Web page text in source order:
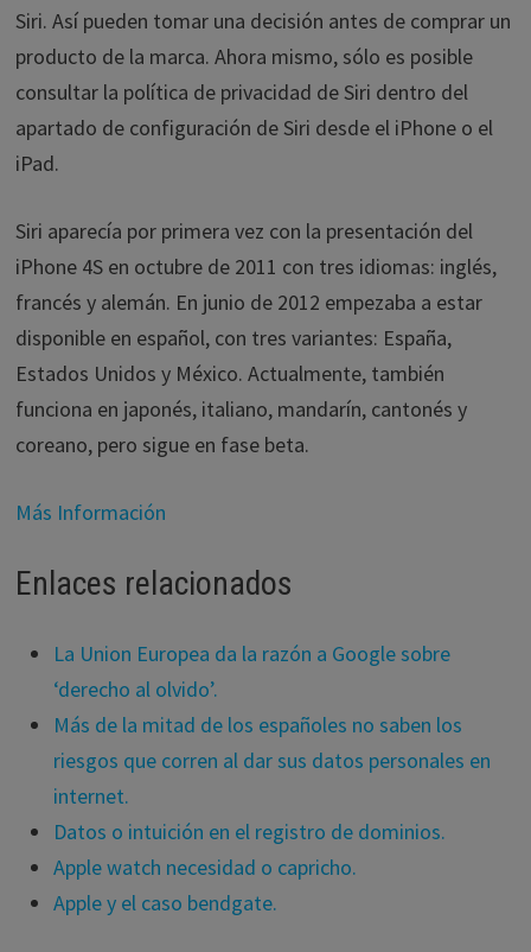
Siri. Así pueden tomar una decisión antes de comprar un
producto de la marca. Ahora mismo, sólo es posible
consultar la política de privacidad de Siri dentro del
apartado de configuración de Siri desde el iPhone o el
iPad.
Siri aparecía por primera vez con la presentación del
iPhone 4S en octubre de 2011 con tres idiomas: inglés,
francés y alemán. En junio de 2012 empezaba a estar
disponible en español, con tres variantes: España,
Estados Unidos y México. Actualmente, también
funciona en japonés, italiano, mandarín, cantonés y
coreano, pero sigue en fase beta.
Más Información
Enlaces relacionados
La Union Europea da la razón a Google sobre
‘derecho al olvido’.
Más de la mitad de los españoles no saben los
riesgos que corren al dar sus datos personales en
internet.
Datos o intuición en el registro de dominios.
Apple watch necesidad o capricho.
Apple y el caso bendgate.